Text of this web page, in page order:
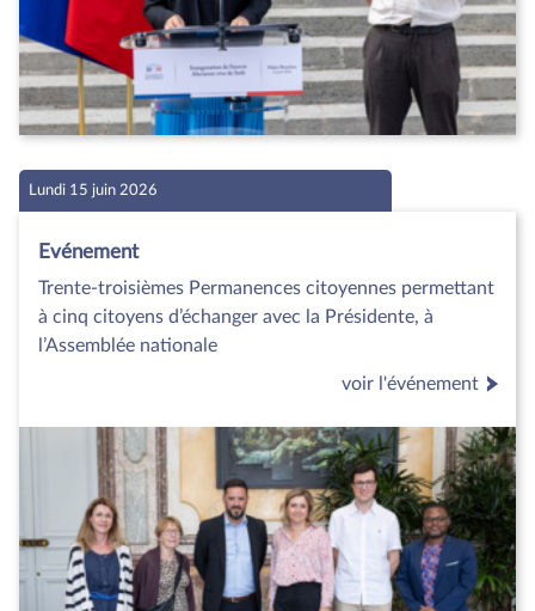
Lundi 15 juin 2026
Evénement
Trente-troisièmes Permanences citoyennes permettant
à cinq citoyens d’échanger avec la Présidente, à
l’Assemblée nationale
voir l'événement